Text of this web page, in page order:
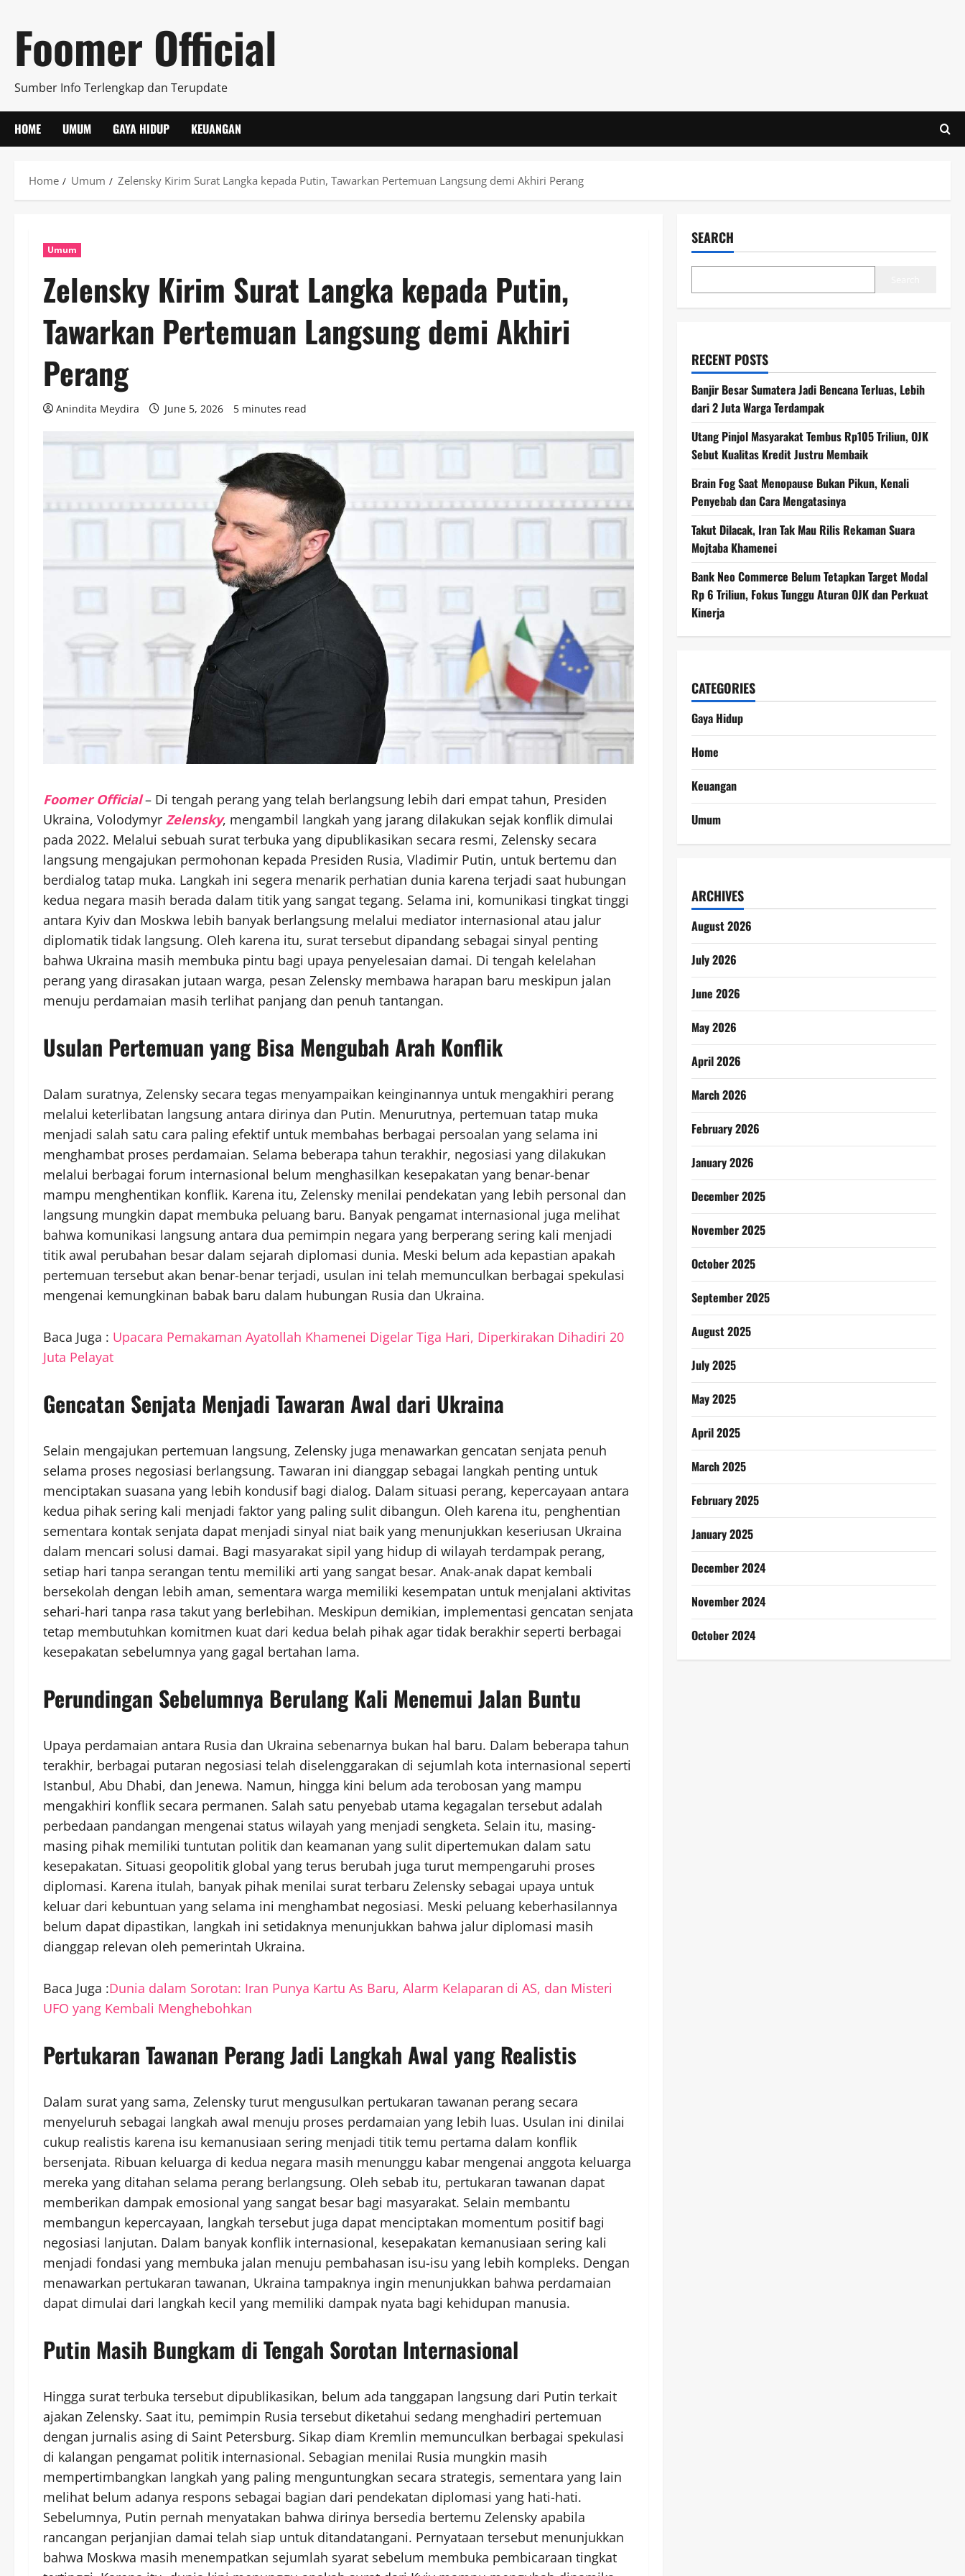
content
Foomer Official
Sumber Info Terlengkap dan Terupdate
HOME UMUM GAYA HIDUP KEUANGAN
Home Umum Zelensky Kirim Surat Langka kepada Putin, Tawarkan Pertemuan Langsung demi Akhiri Perang
Umum
Zelensky Kirim Surat Langka kepada Putin,
Tawarkan Pertemuan Langsung demi Akhiri
Perang
Anindita Meydira June 5, 2026 5 minutes read
Foomer Official– Di tengah perang yang telah berlangsung lebih dari empat tahun, Presiden
Ukraina, Volodymyr Zelensky, mengambil langkah yang jarang dilakukan sejak konflik dimulai
pada 2022. Melalui sebuah surat terbuka yang dipublikasikan secara resmi, Zelensky secara
langsung mengajukan permohonan kepada Presiden Rusia, Vladimir Putin, untuk bertemu dan
berdialog tatap muka. Langkah ini segera menarik perhatian dunia karena terjadi saat hubungan
kedua negara masih berada dalam titik yang sangat tegang. Selama ini, komunikasi tingkat tinggi
antara Kyiv dan Moskwa lebih banyak berlangsung melalui mediator internasional atau jalur
diplomatik tidak langsung. Oleh karena itu, surat tersebut dipandang sebagai sinyal penting
bahwa Ukraina masih membuka pintu bagi upaya penyelesaian damai. Di tengah kelelahan
perang yang dirasakan jutaan warga, pesan Zelensky membawa harapan baru meskipun jalan
menuju perdamaian masih terlihat panjang dan penuh tantangan.
Usulan Pertemuan yang Bisa Mengubah Arah Konflik
Dalam suratnya, Zelensky secara tegas menyampaikan keinginannya untuk mengakhiri perang
melalui keterlibatan langsung antara dirinya dan Putin. Menurutnya, pertemuan tatap muka
menjadi salah satu cara paling efektif untuk membahas berbagai persoalan yang selama ini
menghambat proses perdamaian. Selama beberapa tahun terakhir, negosiasi yang dilakukan
melalui berbagai forum internasional belum menghasilkan kesepakatan yang benar-benar
mampu menghentikan konflik. Karena itu, Zelensky menilai pendekatan yang lebih personal dan
langsung mungkin dapat membuka peluang baru. Banyak pengamat internasional juga melihat
bahwa komunikasi langsung antara dua pemimpin negara yang berperang sering kali menjadi
titik awal perubahan besar dalam sejarah diplomasi dunia. Meski belum ada kepastian apakah
pertemuan tersebut akan benar-benar terjadi, usulan ini telah memunculkan berbagai spekulasi
mengenai kemungkinan babak baru dalam hubungan Rusia dan Ukraina.
Baca Juga : Upacara Pemakaman Ayatollah Khamenei Digelar Tiga Hari, Diperkirakan Dihadiri 20
Juta Pelayat
Gencatan Senjata Menjadi Tawaran Awal dari Ukraina
Selain mengajukan pertemuan langsung, Zelensky juga menawarkan gencatan senjata penuh
selama proses negosiasi berlangsung. Tawaran ini dianggap sebagai langkah penting untuk
menciptakan suasana yang lebih kondusif bagi dialog. Dalam situasi perang, kepercayaan antara
kedua pihak sering kali menjadi faktor yang paling sulit dibangun. Oleh karena itu, penghentian
sementara kontak senjata dapat menjadi sinyal niat baik yang menunjukkan keseriusan Ukraina
dalam mencari solusi damai. Bagi masyarakat sipil yang hidup di wilayah terdampak perang,
setiap hari tanpa serangan tentu memiliki arti yang sangat besar. Anak-anak dapat kembali
bersekolah dengan lebih aman, sementara warga memiliki kesempatan untuk menjalani aktivitas
sehari-hari tanpa rasa takut yang berlebihan. Meskipun demikian, implementasi gencatan senjata
tetap membutuhkan komitmen kuat dari kedua belah pihak agar tidak berakhir seperti berbagai
kesepakatan sebelumnya yang gagal bertahan lama.
Perundingan Sebelumnya Berulang Kali Menemui Jalan Buntu
Upaya perdamaian antara Rusia dan Ukraina sebenarnya bukan hal baru. Dalam beberapa tahun
terakhir, berbagai putaran negosiasi telah diselenggarakan di sejumlah kota internasional seperti
Istanbul, Abu Dhabi, dan Jenewa. Namun, hingga kini belum ada terobosan yang mampu
mengakhiri konflik secara permanen. Salah satu penyebab utama kegagalan tersebut adalah
perbedaan pandangan mengenai status wilayah yang menjadi sengketa. Selain itu, masing-
masing pihak memiliki tuntutan politik dan keamanan yang sulit dipertemukan dalam satu
kesepakatan. Situasi geopolitik global yang terus berubah juga turut mempengaruhi proses
diplomasi. Karena itulah, banyak pihak menilai surat terbaru Zelensky sebagai upaya untuk
keluar dari kebuntuan yang selama ini menghambat negosiasi. Meski peluang keberhasilannya
belum dapat dipastikan, langkah ini setidaknya menunjukkan bahwa jalur diplomasi masih
dianggap relevan oleh pemerintah Ukraina.
Baca Juga :Dunia dalam Sorotan: Iran Punya Kartu As Baru, Alarm Kelaparan di AS, dan Misteri
UFO yang Kembali Menghebohkan
Pertukaran Tawanan Perang Jadi Langkah Awal yang Realistis
Dalam surat yang sama, Zelensky turut mengusulkan pertukaran tawanan perang secara
menyeluruh sebagai langkah awal menuju proses perdamaian yang lebih luas. Usulan ini dinilai
cukup realistis karena isu kemanusiaan sering menjadi titik temu pertama dalam konflik
bersenjata. Ribuan keluarga di kedua negara masih menunggu kabar mengenai anggota keluarga
mereka yang ditahan selama perang berlangsung. Oleh sebab itu, pertukaran tawanan dapat
memberikan dampak emosional yang sangat besar bagi masyarakat. Selain membantu
membangun kepercayaan, langkah tersebut juga dapat menciptakan momentum positif bagi
negosiasi lanjutan. Dalam banyak konflik internasional, kesepakatan kemanusiaan sering kali
menjadi fondasi yang membuka jalan menuju pembahasan isu-isu yang lebih kompleks. Dengan
menawarkan pertukaran tawanan, Ukraina tampaknya ingin menunjukkan bahwa perdamaian
dapat dimulai dari langkah kecil yang memiliki dampak nyata bagi kehidupan manusia.
Putin Masih Bungkam di Tengah Sorotan Internasional
Hingga surat terbuka tersebut dipublikasikan, belum ada tanggapan langsung dari Putin terkait
ajakan Zelensky. Saat itu, pemimpin Rusia tersebut diketahui sedang menghadiri pertemuan
dengan jurnalis asing di Saint Petersburg. Sikap diam Kremlin memunculkan berbagai spekulasi
di kalangan pengamat politik internasional. Sebagian menilai Rusia mungkin masih
mempertimbangkan langkah yang paling menguntungkan secara strategis, sementara yang lain
melihat belum adanya respons sebagai bagian dari pendekatan diplomasi yang hati-hati.
Sebelumnya, Putin pernah menyatakan bahwa dirinya bersedia bertemu Zelensky apabila
rancangan perjanjian damai telah siap untuk ditandatangani. Pernyataan tersebut menunjukkan
bahwa Moskwa masih menempatkan sejumlah syarat sebelum membuka pembicaraan tingkat
SEARCH
RECENT POSTS
Banjir Besar Sumatera Jadi Bencana Terluas, Lebih
dari 2 Juta Warga Terdampak
Utang Pinjol Masyarakat Tembus Rp105 Triliun, OJK
Sebut Kualitas Kredit Justru Membaik
Brain Fog Saat Menopause Bukan Pikun, Kenali
Penyebab dan Cara Mengatasinya
Takut Dilacak, Iran Tak Mau Rilis Rekaman Suara
Mojtaba Khamenei
Bank Neo Commerce Belum Tetapkan Target Modal
Rp 6 Triliun, Fokus Tunggu Aturan OJK dan Perkuat
Kinerja
CATEGORIES
Gaya Hidup
Home
Keuangan
Umum
ARCHIVES
August 2026
July 2026
June 2026
May 2026
April 2026
March 2026
February 2026
January 2026
December 2025
November 2025
October 2025
September 2025
August 2025
July 2025
May 2025
April 2025
March 2025
February 2025
January 2025
December 2024
November 2024
October 2024